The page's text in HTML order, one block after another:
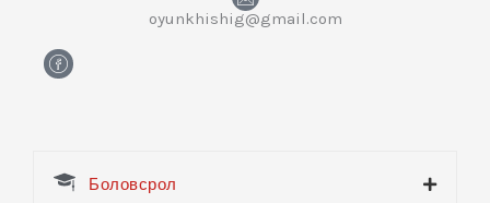
oyunkhishig@gmail.com
H
m
e
b
Боловсрол